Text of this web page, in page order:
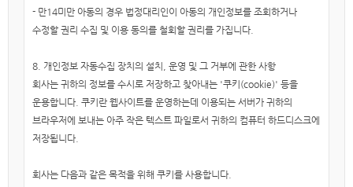
- 만14미만 아동의 경우 법정대리인이 아동의 개인정보를 조회하거나
수정할 권리 수집 및 이용 동의를 철회할 권리를 가집니다.
8. 개인정보 자동수집 장치의 설치, 운영 및 그 거부에 관한 사항
회사는 귀하의 정보를 수시로 저장하고 찾아내는 '쿠키(cookie)' 등을
운용합니다. 쿠키란 웹사이트를 운영하는데 이용되는 서버가 귀하의
브라우저에 보내는 아주 작은 텍스트 파일로서 귀하의 컴퓨터 하드디스크에
저장됩니다.
회사는 다음과 같은 목적을 위해 쿠키를 사용합니다.